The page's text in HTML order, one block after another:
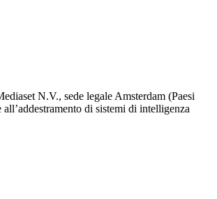
N.V., sede legale Amsterdam (Paesi
di sistemi di intelligenza